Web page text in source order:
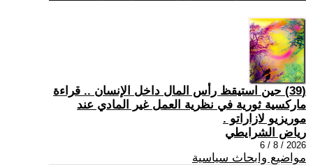
(39) حين استيقظ رأس المال داخل الإنسان .. قراءة
ماركسية ثورية في نظرية العمل غير المادي عند
موريزيو لازاراتو .
رياض الشرايطي
2026 / 8 / 6
مواضيع وابحاث سياسية